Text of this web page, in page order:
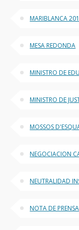
MARIBLANCA
MESA REDONDA
MINISTRO DE
MINISTRO DE
MOSSOS
NEGOCIACION
NEUTRALIDAD
NOTA DE PRENSA